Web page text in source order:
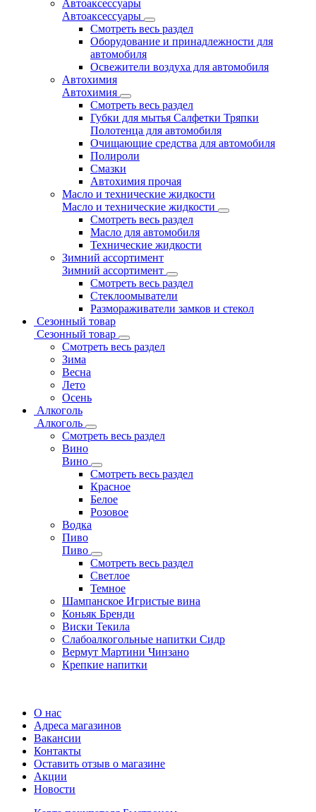
Автоаксессуары
Автоаксессуары
Смотреть весь раздел
Оборудование и принадлежности для
автомобиля
Освежители воздуха для автомобиля
Автохимия
Автохимия
Смотреть весь раздел
Губки для мытья Салфетки Тряпки
Полотенца для автомобиля
Очищающие средства для автомобиля
Полироли
Смазки
Автохимия прочая
Масло и технические жидкости
Масло и технические жидкости
Смотреть весь раздел
Масло для автомобиля
Технические жидкости
Зимний ассортимент
Зимний ассортимент
Смотреть весь раздел
Стеклоомыватели
Размораживатели замков и стекол
Сезонный товар
Сезонный товар
Смотреть весь раздел
Зима
Весна
Лето
Осень
Алкоголь
Алкоголь
Смотреть весь раздел
Вино
Вино
Смотреть весь раздел
Красное
Белое
Розовое
Водка
Пиво
Пиво
Смотреть весь раздел
Cветлое
Темное
Шампанское Игристые вина
Коньяк Бренди
Виски Текила
Слабоалкогольные напитки Сидр
Вермут Мартини Чинзано
Крепкие напитки
О нас
Адреса магазинов
Вакансии
Контакты
Оставить отзыв о магазине
Акции
Новости